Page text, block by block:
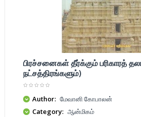
பிரச்சனைகள் தீர்க்கும் பரிகாரத்
நட்சத்திரங்களும்)
Author: மேவானி கோபாலன்
Category: ஆன்மிகம்